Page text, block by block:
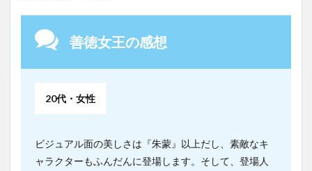
善徳女王の感想
20代・女性
ビジュアル面の美しさは『朱蒙』以上だし、素敵なキ
ャラクターもふんだんに登場します。そして、登場人